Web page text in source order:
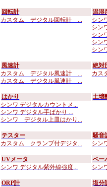
回転計
カスタム デジタル回転計 ...
温湿
シン
シン
シン
シン
シン
風速計
カスタム デジタル風速計 ...
カスタム デジタル風速計 ...
絶対
カス
はかり
シンワ デジタルカウントメ...
シンワ デジタル手ばかり ...
シンワ デジタル上皿はかり...
土壌
テスター
カスタム クランプ付デジタ...
騒音
シン
UVメータ
シンワ デジタル紫外線強度...
ペー
シン
ORP計
塩分